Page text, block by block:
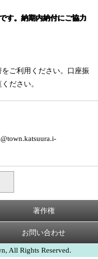
す。納期内納付にご協力
ご利用ください。口座振
ださい。
著作権
お問い合わせ
All Rights Reserved.